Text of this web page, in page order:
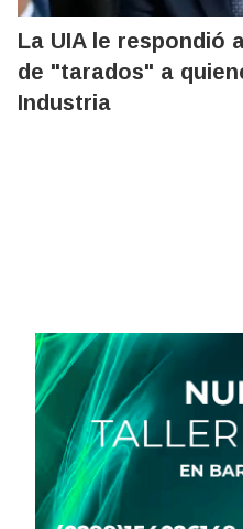
La UIA le respondió
de "tarados" a
Industria